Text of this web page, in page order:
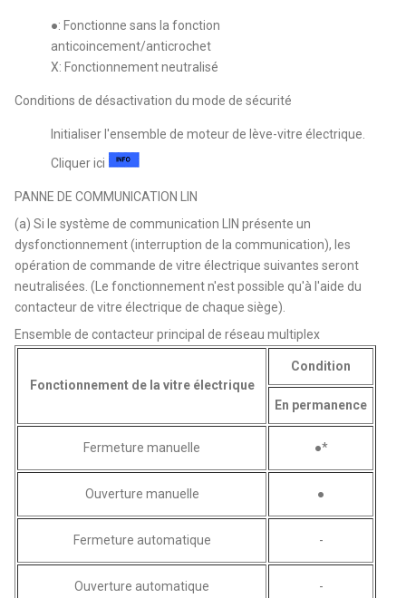
●: Fonctionne sans la fonction
anticoincement/anticrochet
X: Fonctionnement neutralisé
Conditions de désactivation du mode de sécurité
Initialiser l'ensemble de moteur de lève-vitre électrique.
Cliquer ici
PANNE DE COMMUNICATION LIN
(a) Si le système de communication LIN présente un
dysfonctionnement (interruption de la communication), les
opération de commande de vitre électrique suivantes seront
neutralisées. (Le fonctionnement n'est possible qu'à l'aide du
contacteur de vitre électrique de chaque siège).
Ensemble de contacteur principal de réseau multiplex
Fonctionnement de la vitre électrique
Condition
En permanence
Fermeture manuelle ●*
Ouverture manuelle ●
Fermeture automatique -
Ouverture automatique -